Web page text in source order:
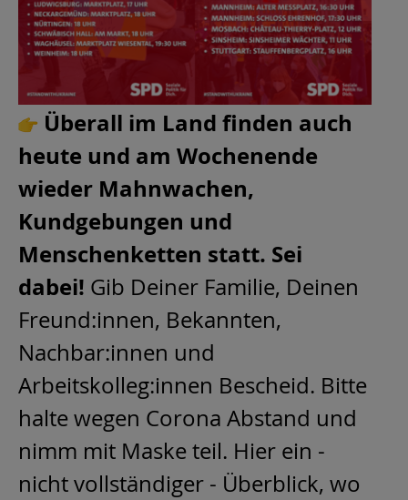
Überall im Land finden auch
heute und am Wochenende
wieder Mahnwachen,
Kundgebungen und
Menschenketten statt. Sei
dabei! Gib Deiner Familie, Deinen
Freund:innen, Bekannten,
Nachbar:innen und
Arbeitskolleg:innen Bescheid. Bitte
halte wegen Corona Abstand und
nimm mit Maske teil. Hier ein -
nicht vollständiger - Überblick, wo